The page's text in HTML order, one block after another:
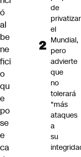
ó
al
be
ne
fici
o
qu
e
po
se
e
ca
de
privatizar
el
Mundial,
pero
advierte
que
no
tolerará
"más
ataques
a
su